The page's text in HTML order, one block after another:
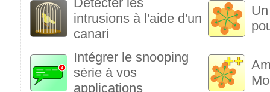
intrusions à l'aide d'un
canari
Intégrer le snooping
série à vos
applications